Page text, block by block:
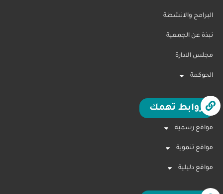
البرامج والانشطة
نبذة عن الجمعية
مجلس الادارة
الحوكمة
روابط تهمك
مواقع رسمية
مواقع تنموية
مواقع دليلية